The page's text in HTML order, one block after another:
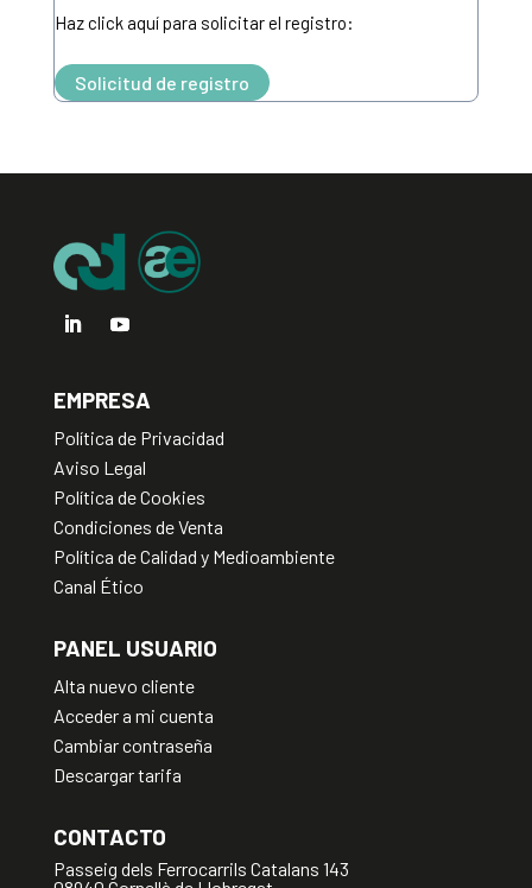
Haz click aquí para solicitar el registro:
Solicitud de registro
EMPRESA
Política de Privacidad
Aviso Legal
Política de Cookies
Condiciones de Venta
Política de Calidad y Medioambiente
Canal Ético
PANEL USUARIO
Alta nuevo cliente
Acceder a mi cuenta
Cambiar contraseña
Descargar tarifa
CONTACTO
Passeig dels Ferrocarrils Catalans 143